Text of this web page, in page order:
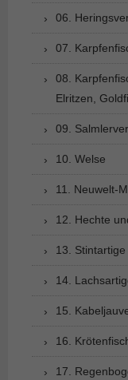
06.
07.
08.
Elritzen,
09.
10. Welse
11. Neuwelt-
12. Hechte
13. Stintartige
14.
15.
16.
17.